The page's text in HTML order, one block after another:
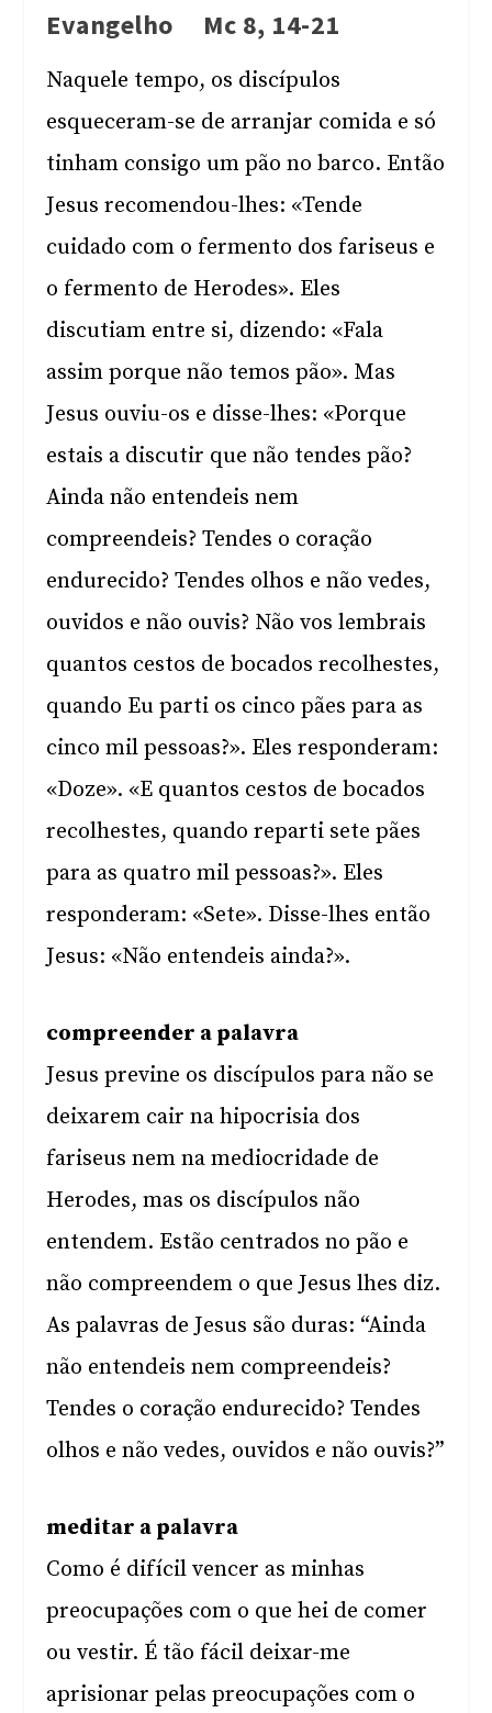
Evangelho Mc 8, 14-21
Naquele tempo, os discípulos
esqueceram-se de arranjar comida e só
tinham consigo um pão no barco. Então
Jesus recomendou-lhes: «Tende
cuidado com o fermento dos fariseus e
o fermento de Herodes». Eles
discutiam entre si, dizendo: «Fala
assim porque não temos pão». Mas
Jesus ouviu-os e disse-lhes: «Porque
estais a discutir que não tendes pão?
Ainda não entendeis nem
compreendeis? Tendes o coração
endurecido? Tendes olhos e não vedes,
ouvidos e não ouvis? Não vos lembrais
quantos cestos de bocados recolhestes,
quando Eu parti os cinco pães para as
cinco mil pessoas?». Eles responderam:
«Doze». «E quantos cestos de bocados
recolhestes, quando reparti sete pães
para as quatro mil pessoas?». Eles
responderam: «Sete». Disse-lhes então
Jesus: «Não entendeis ainda?».
compreender a palavra
Jesus previne os discípulos para não se
deixarem cair na hipocrisia dos
fariseus nem na mediocridade de
Herodes, mas os discípulos não
entendem. Estão centrados no pão e
não compreendem o que Jesus lhes diz.
As palavras de Jesus são duras: “Ainda
não entendeis nem compreendeis?
Tendes o coração endurecido? Tendes
olhos e não vedes, ouvidos e não ouvis?”
meditar a palavra
Como é difícil vencer as minhas
preocupações com o que hei de comer
ou vestir. É tão fácil deixar-me
aprisionar pelas preocupações com o